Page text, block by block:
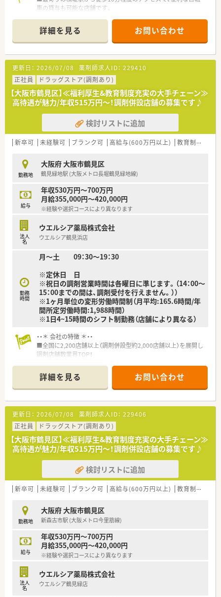
車の貸与も可能な店舗です。
ており落ち着いた環境です。
■店舗にはクリーンベンチを導入しており、専門的な調剤業務に
も対応できる設備環境です。
【法人特徴について】
■社長は男性薬剤師であり、現場に入ってスタッフの意見に耳を
傾ける風通しの良い社風です。
■急なお休みにも社長が柔軟に対応してくださるなど、アットホ
ームで働きやすい環境です。
■ドクターからの強い要望で開局した経緯があり、周辺の医療機
関との関係も非常に良好です。
【想定される業務内容】
■処方箋に基づく調剤や監査および服薬指導といった、薬局内で
■最新の監査システムや一包化の機器を導入しており、効率的で
安全な調剤業務が可能です。
■ご本人の希望に応じて施設や個人宅への在宅業務に携わるこ
とも可能なやりがいのある仕事です。
詳細を見る お問い合わせ
更新日： 2026/07/08 薬剤師求人ID： 229410
正社員
ドラッグストア(調剤あり)
【大阪市鶴見区】≪福利厚生&教育制度充実の大手チェーン≫
高待遇が魅力/年収515万円～！調剤併設店舗の募集です♪
検討リストに追加
新卒可 未経験可 ブランク可 高給与(600万円以上) 教育制度あり
勤務地
大阪府 大阪市鶴見区
鶴見緑地駅 (大阪メトロ長堀鶴見緑地線)
給与
年収530万円～700万円
月給355,000円～420,000円
※経験や選択コースにより異なります
法人
名
ウエルシア薬局株式会社
ウエルシア鶴見浜店
勤務
時間
月～土 09：30～19：30
※定休日 日
※祝日の調剤営業時間は各曜日に準じます。（14：00～
15：00までの間は、調剤受付を行えません。））
※1ヶ月単位の変形労働時間制（月平均:165.6時間/年
間所定労働時間:1,988時間）
※1日4~15時間のシフト制勤務（店舗により異なる）
・・＊ 会社の特徴 ＊・・
■全国に2,200店舗以上（調剤併設型約2,000店舗以上）を展開し
調剤店舗数業界TOP！
頑張り次第で高給与も可能！
■経験や勤務コースによりますが、経験の少ない方でも500万前
半スタートと業界TOP水準！
■職種や職域に合わせ、豊富な社内研修や外部組織と連携した研
修を用意されています
■薬剤師が中心の会社だからこそ活躍できるキャリアパスが多
種多様に用意されています。
■店舗拡大に伴い、エリアマネジャーや営業部長等のマネジメン
トのポジションも増えます。
■在宅や教育等の専門性を活かせるスペシャリストを目指すこ
とも可能です。
■その他にも、管理部門や商品部門等の本社スタッフなど活動領
域は多種多様です。
■在宅実施店舗は年々増加しており、在宅医療へもしっかりと関
■育児休暇は3歳まで取得が可能で、時短制度は小学5年生まで
時短勤務ができるよう変更予定です。
■年間休日が120日とワークライフバランスが整っています
■日用品から常備薬まで、従業員割引制度など嬉しいメリットも
たくさんあります！
詳細を見る お問い合わせ
更新日： 2026/07/08 薬剤師求人ID： 229406
正社員
ドラッグストア(調剤あり)
【大阪市鶴見区】≪福利厚生&教育制度充実の大手チェーン≫
高待遇が魅力/年収515万円～！調剤併設店舗の募集です♪
検討リストに追加
新卒可 未経験可 ブランク可 高給与(600万円以上) 教育制度あり
勤務地
大阪府 大阪市鶴見区
新森古市駅 (大阪メトロ今里筋線)
給与
年収530万円～700万円
月給355,000円～420,000円
※経験や選択コースにより異なります
法人
名
ウエルシア薬局株式会社
ウエルシア鶴見緑店